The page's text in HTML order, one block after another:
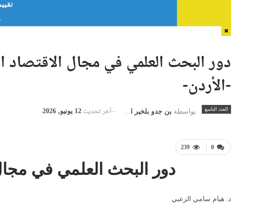
الاستثمار في الطاقة
دور البحث العلمي في مجال
-الأردن-
العدد التاسع بواسطة بن جدو بلخير المشرف العام آخر تحديث 12 يونيو, 2026
0
239
دور البحث العلمي في
د. هيام سامي الزعبي